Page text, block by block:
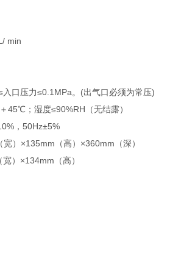
min
口压力≤0.1MPa。(出气口必须为常压)
45℃；湿度≤90%RH（无结露）
，50Hz±5%
）×135mm（高）×360mm（深）
）×134mm（高）